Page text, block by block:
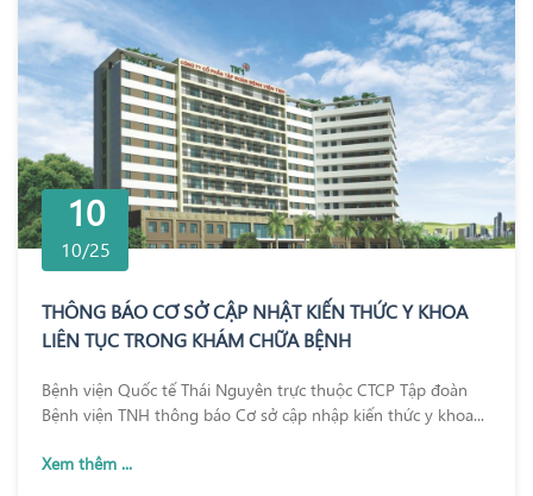
10
10/25
THÔNG BÁO CƠ SỞ CẬP NHẬT KIẾN THỨC Y KHOA
LIÊN TỤC TRONG KHÁM CHỮA BỆNH
Bệnh viện Quốc tế Thái Nguyên trực thuộc CTCP Tập đoàn
Bệnh viện TNH thông báo Cơ sở cập nhập kiến thức y khoa...
Xem thêm ...